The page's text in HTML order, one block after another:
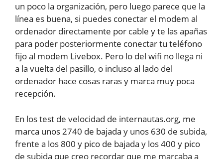
un poco la organización, pero luego parece que la
línea es buena, si puedes conectar el modem al
ordenador directamente por cable y te las apañas
para poder posteriormente conectar tu teléfono
fijo al modem Livebox. Pero lo del wifi no llega ni
a la vuelta del pasillo, o incluso al lado del
ordenador hace cosas raras y marca muy poca
recepción.
En los test de velocidad de internautas.org, me
marca unos 2740 de bajada y unos 630 de subida,
frente a los 800 y pico de bajada y los 400 y pico
de subida que creo recordar que me marcaba a